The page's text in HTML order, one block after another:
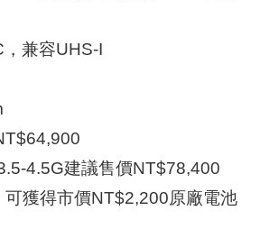
兼容UHS-I
4.5G建議售價NT$78,400
獲得市價NT$2,200原廠電池